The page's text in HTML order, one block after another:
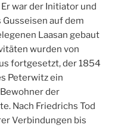
war der Initiator und
auf dem
Laasan gebaut
wurden von
fortgesetzt, der 1854
Peterwitz ein
der
Nach Friedrichs Tod
Verbindungen bis